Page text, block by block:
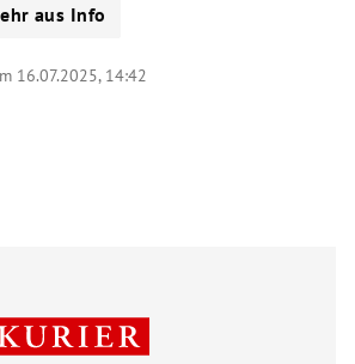
aus Info
16.07.2025, 14:42